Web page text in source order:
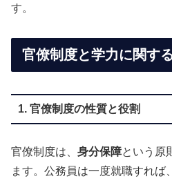
す。
官僚制度と学力に関す
1. 官僚制度の性質と役割
官僚制度は、 身分保障という原
ます。公務員は一度就職すれば